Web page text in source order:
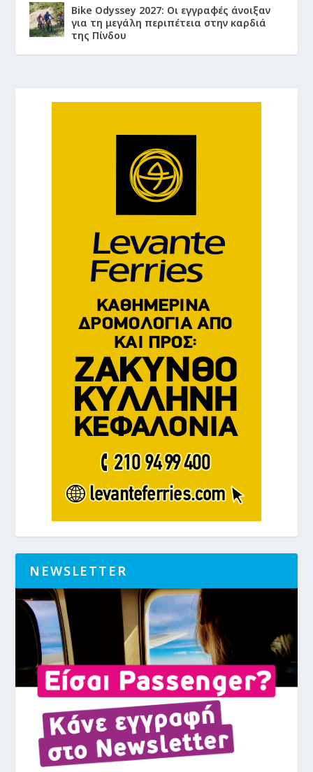
Bike Odyssey 2027: Οι εγγραφές άνοιξαν
για τη μεγάλη περιπέτεια στην καρδιά
της Πίνδου
NEWSLETTER